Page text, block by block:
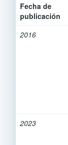
Fecha de
publicación
2016
2023